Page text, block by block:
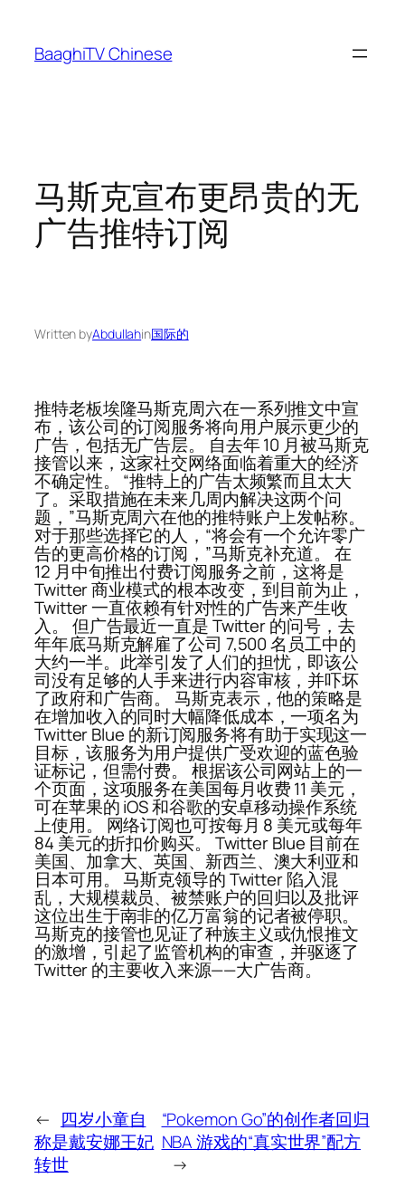
content
BaaghiTV Chinese
马斯克宣布更昂贵的无
广告推特订阅
Written byAbdullahin国际的
推特老板埃隆马斯克周六在一系列推文中宣
布，该公司的订阅服务将向用户展示更少的
广告，包括无广告层。 自去年 10 月被马斯克
接管以来，这家社交网络面临着重大的经济
不确定性。 “推特上的广告太频繁而且太大
了。采取措施在未来几周内解决这两个问
题，”马斯克周六在他的推特账户上发帖称。
对于那些选择它的人，“将会有一个允许零广
告的更高价格的订阅，”马斯克补充道。 在
12 月中旬推出付费订阅服务之前，这将是
Twitter 商业模式的根本改变，到目前为止，
Twitter 一直依赖有针对性的广告来产生收
入。 但广告最近一直是 Twitter 的问号，去
年年底马斯克解雇了公司 7,500 名员工中的
大约一半。此举引发了人们的担忧，即该公
司没有足够的人手来进行内容审核，并吓坏
了政府和广告商。 马斯克表示，他的策略是
在增加收入的同时大幅降低成本，一项名为
Twitter Blue 的新订阅服务将有助于实现这一
目标，该服务为用户提供广受欢迎的蓝色验
证标记，但需付费。 根据该公司网站上的一
个页面，这项服务在美国每月收费 11 美元，
可在苹果的 iOS 和谷歌的安卓移动操作系统
上使用。 网络订阅也可按每月 8 美元或每年
84 美元的折扣价购买。 Twitter Blue 目前在
美国、加拿大、英国、新西兰、澳大利亚和
日本可用。 马斯克领导的 Twitter 陷入混
乱，大规模裁员、被禁账户的回归以及批评
这位出生于南非的亿万富翁的记者被停职。
马斯克的接管也见证了种族主义或仇恨推文
的激增，引起了监管机构的审查，并驱逐了
Twitter 的主要收入来源——大广告商。
← 四岁小童自
称是戴安娜王妃
转世
“Pokemon Go”的创作者回归
NBA 游戏的“真实世界”配方
→